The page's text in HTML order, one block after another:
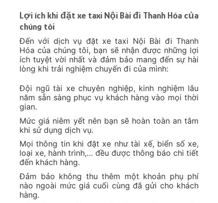
Lợi ích khi đặt xe taxi Nội Bài đi Thanh Hóa của
chúng tôi
Đến với dịch vụ đặt xe taxi Nội Bài đi Thanh
Hóa của chúng tôi, bạn sẽ nhận được những lợi
ích tuyệt vời nhất và đảm bảo mang đến sự hài
lòng khi trải nghiệm chuyến đi của mình:
Đội ngũ tài xe chuyên nghiệp, kinh nghiệm lâu
năm sẵn sàng phục vụ khách hàng vào mọi thời
gian.
Mức giá niêm yết nên bạn sẽ hoàn toàn an tâm
khi sử dụng dịch vụ.
Mọi thông tin khi đặt xe như tài xế, biển số xe,
loại xe, hành trình,… đều được thông báo chi tiết
đến khách hàng.
Đảm bảo không thu thêm một khoản phụ phí
nào ngoài mức giá cuối cùng đã gửi cho khách
hàng.